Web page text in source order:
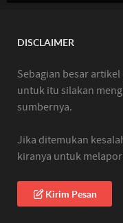
DISCLAIMER
Sebagian besar
untuk itu silakan
sumbernya.
Jika ditemukan
kiranya untuk
Kirim Pesan